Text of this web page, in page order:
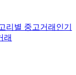
리별 중고거래 인기
래